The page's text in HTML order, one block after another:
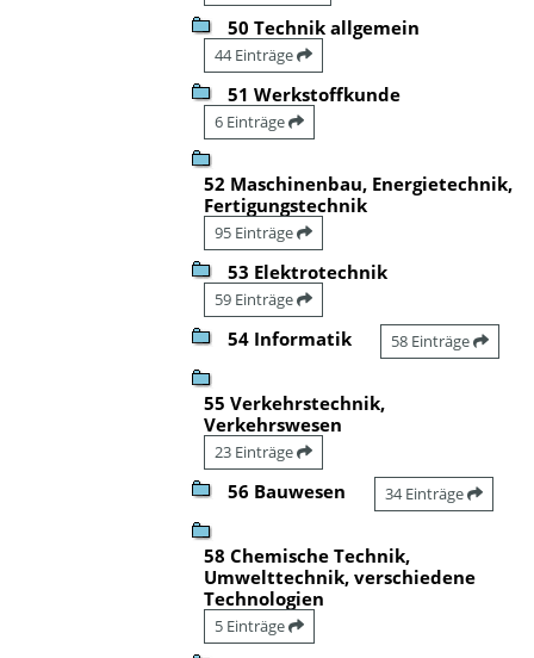
50 Technik allgemein
44 Einträge
51 Werkstoffkunde
6 Einträge
52 Maschinenbau, Energietechnik,
Fertigungstechnik
95 Einträge
53 Elektrotechnik
59 Einträge
54 Informatik 58 Einträge
55 Verkehrstechnik,
Verkehrswesen
23 Einträge
56 Bauwesen 34 Einträge
58 Chemische Technik,
Umwelttechnik, verschiedene
Technologien
5 Einträge